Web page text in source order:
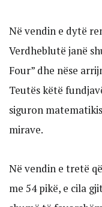
Në vendin e dytë
Verdheblutë janë
Four” dhe nëse
Teutës këtë
siguron
mirave.
Në vendin e tretë
me 54 pikë, e cila